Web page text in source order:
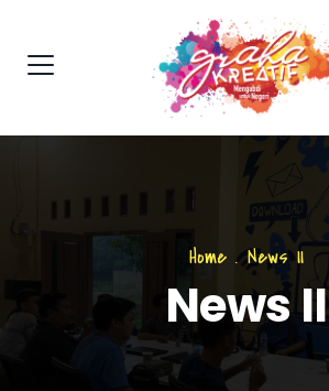
Home .News II
News II